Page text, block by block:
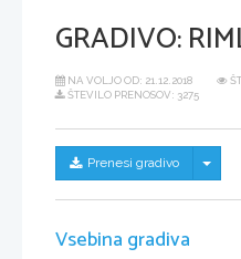
GRADIVO:
NA VOLJO OD: 21.12.2018
ŠTEVILO PRENOSOV: 3275
Prenesi gradivo
Vsebina gradiva